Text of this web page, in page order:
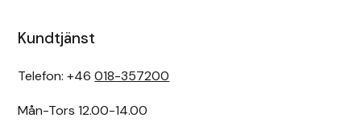
Kundtjänst
Telefon: +46018-357200
Mån-Tors 12.00-14.00